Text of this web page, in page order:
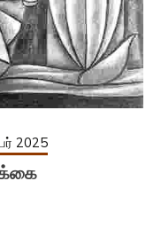
2025